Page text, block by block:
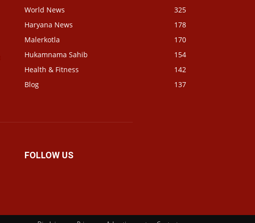
World News
325
Haryana News
178
Malerkotla
170
Hukamnama Sahib
154
Health & Fitness
142
Blog
137
FOLLOW US